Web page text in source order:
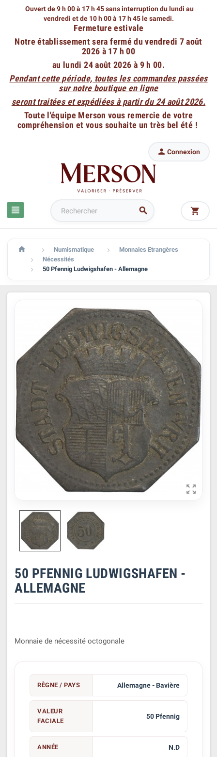
Ouvert de 9 h 00 à 17 h 45 sans interruption du lundi au
vendredi et de 10 h 00 à 17 h 45 le samedi.
Fermeture estivale
Notre établissement sera fermé du vendredi 7 août
2026 à 17 h 00
au lundi 24 août 2026 à 9 h 00.
Pendant cette période, toutes les commandes passées
sur notre boutique en ligne
seront traitées et expédiées à partir du 24 août 2026.
Toute l'équipe Merson vous remercie de votre
compréhension et vous souhaite un très bel été !
 
 Connexion

  Numismatique  Monnaies Etrangères
 Nécessités
 50 Pfennig Ludwigshafen - Allemagne

50 PFENNIG LUDWIGSHAFEN -
ALLEMAGNE
Monnaie de nécessité octogonale
RÈGNE / PAYS Allemagne - Bavière
VALEUR
FACIALE
50 Pfennig
ANNÉE N.D